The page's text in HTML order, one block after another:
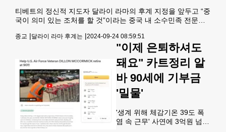
760 시드니 마커스 블러버드
에 있는 매리안 노인아파트 단
남성이 여러 군데 칼에 찔려 쓰
러져 있는 것을 발견했다. 희생
자인 김준기씨는 90세로 현장
에서 구호진에 의해 사망이 선
고됐다.수사관들은 치명적인
칼부림의 원인을 알아내기 위
티베트의 정신적 지도자 달라이 라마의 후계 지정을 앞두고 “중
국이 의미 있는 조처를 할 것”이라는 중국 내 소수민족 전문가
홍콩 사우스차이나모닝포스트(SCMP) 인터뷰에서 이같이 말했
다. 티베트와 위구르 공동체 문제 전문가인 소트먼 교수는 “중
국은 수십년간 준비해왔으며, 달라이 라마의 뜻대로 후계가 정
해지는 걸 그냥 보고 있지는 않을 것”이라고 짚었다. SCMP는
지난 7월로 89세가 된 달라이 라마가 90세가 되면 후계 문제를
정할 것이라는 관측이 있었고 중국은
종교 |달라이 라마 후계는 |2024-09-24 08:59:51
"이제 은퇴하셔도
돼요" 카트정리 알
바 90세에 기부금
'밀물'
'생계 위해 체감기온 39도 폭
염 속 근무' 사연에 3억원 넘게